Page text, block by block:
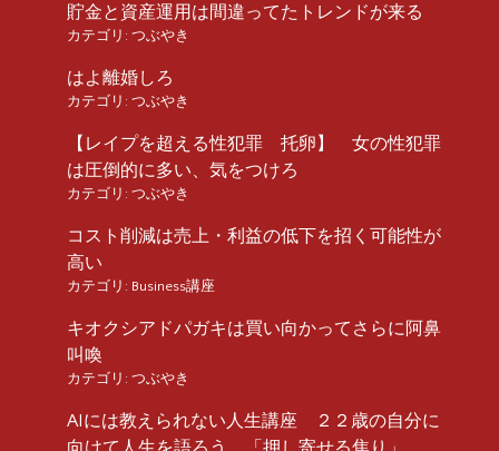
貯金と資産運用は間違ってたトレンドが来る
カテゴリ: つぶやき
はよ離婚しろ
カテゴリ: つぶやき
【レイプを超える性犯罪 托卵】 女の性犯罪
は圧倒的に多い、気をつけろ
カテゴリ: つぶやき
コスト削減は売上・利益の低下を招く可能性が
高い
カテゴリ: Business講座
キオクシアドパガキは買い向かってさらに阿鼻
叫喚
カテゴリ: つぶやき
AIには教えられない人生講座 ２２歳の自分に